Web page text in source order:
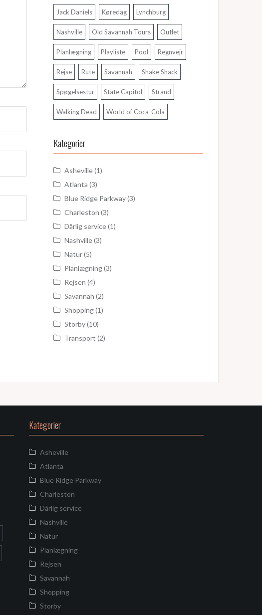
Jack Daniels Køredag Lynchburg
Nashville Old Savannah Tours Outlet
Planlægning Playliste Pool Regnvejr
Rejse Rute Savannah Shake Shack
Spøgelsestur State Capitol Strand
Walking Dead World of Coca-Cola
Kategorier
Asheville(1)
Atlanta (3)
Blue Ridge Parkway(3)
Charleston (3)
Dårlig service(1)
Nashville(3)
Natur(5)
Planlægning(3)
Rejsen (4)
Savannah (2)
Shopping(1)
Storby(10)
Transport (2)
Kategorier
Asheville
Atlanta
Blue Ridge Parkway
Charleston
Dårlig service
Nashville
Natur
Planlægning
Rejsen
Savannah
Shopping
Storby